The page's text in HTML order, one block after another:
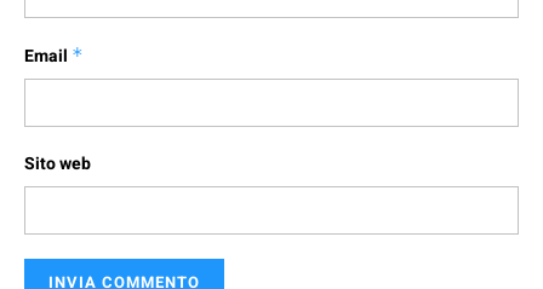
Email *
Sito web